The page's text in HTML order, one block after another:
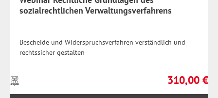
sozialrechtlichen Verwaltungsverfahrens
Bescheide und Widerspruchsverfahren verständlich und
rechtssicher gestalten
Regulärer
310,00 €
Preise
inkl.